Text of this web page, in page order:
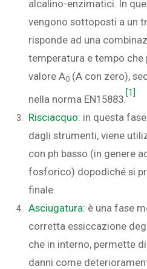
alcalino-enzimatici. In
vengono sottoposti a un
risponde ad una
temperatura e tempo
valore A0(A con zero),
nella norma EN15883.
[1]
Risciacquo: in questa
dagli strumenti, viene
con ph basso (in genere
fosforico) dopodiché si
finale.
Asciugatura: è una fase
corretta essiccazione
che in interno, permette
danni come